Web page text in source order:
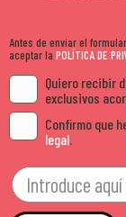
Antes de enviar el
aceptar la POLÍTICA DE
Quiero recibir
exclusivos
Confirmo que
legal.